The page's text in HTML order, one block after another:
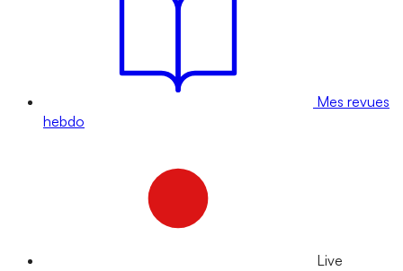
Mes revues
hebdo
Live